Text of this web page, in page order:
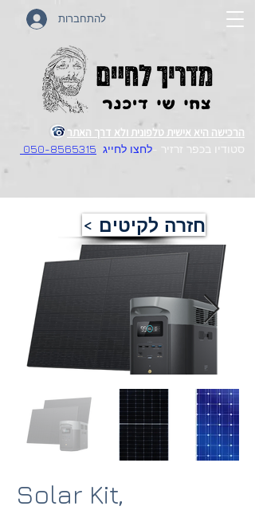
להתחברות
הרכישה היא אישית טלפונית ולא דרך האתר
סטודיו בכפר זרזיר - לחצו לחייג 050-8565315
< חזרה לקיטים
Solar Kit,